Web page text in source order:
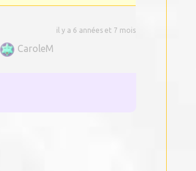
il y a 6 années et 7 mois
CaroleM